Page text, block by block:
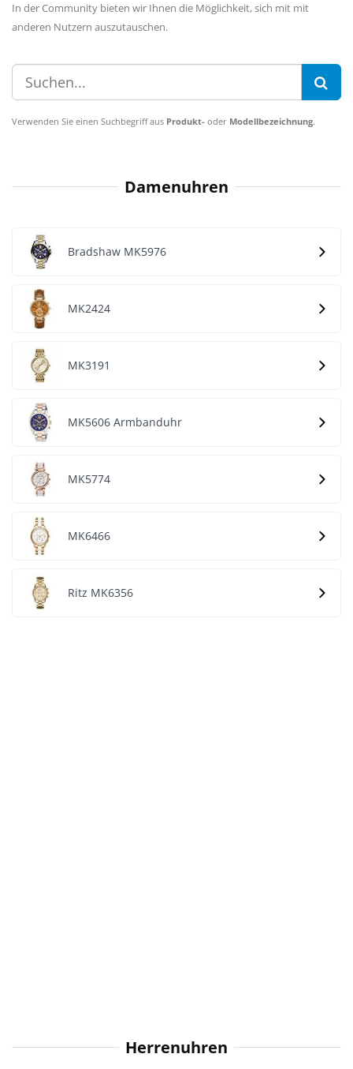
In der Community bieten wir Ihnen die Möglichkeit, sich mit mit
anderen Nutzern auszutauschen.
Verwenden Sie einen Suchbegriff aus Produkt- oder Modellbezeichnung.
Damenuhren
Bradshaw MK5976
MK2424
MK3191
MK5606 Armbanduhr
MK5774
MK6466
Ritz MK6356
Herrenuhren